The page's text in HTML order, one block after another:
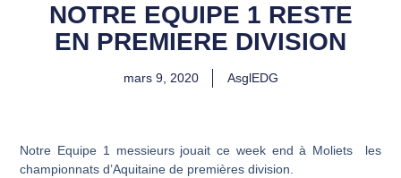
NOTRE EQUIPE 1 RESTE
EN PREMIERE DIVISION
mars 9, 2020 AsglEDG
Notre Equipe 1 messieurs jouait ce week end à Moliets les
championnats d’Aquitaine de premières division.